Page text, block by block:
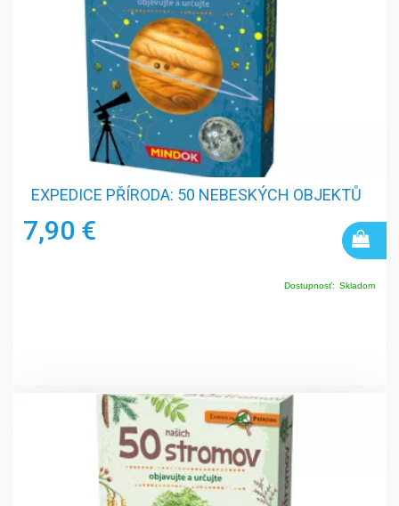
EXPEDICE PŘÍRODA: 50 NEBESKÝCH OBJEKTŮ
7,90 €
Dostupnosť: Skladom